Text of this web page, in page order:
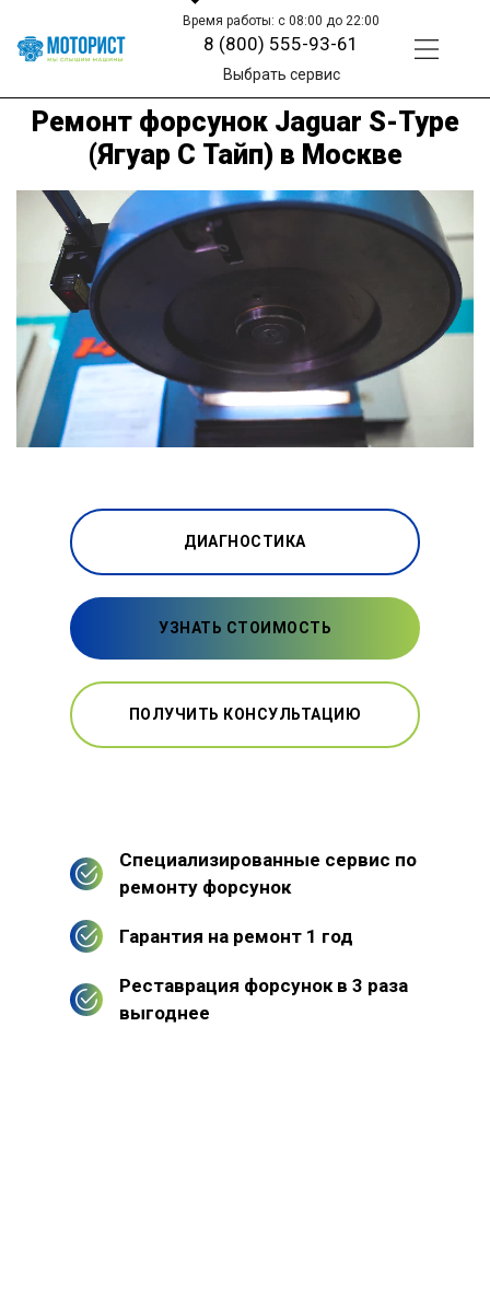
Время работы: с 08:00 до 22:00
8 (800) 555-93-61
Выбрать сервис
Ремонт форсунок Jaguar S-Type
(Ягуар С Тайп) в Москве
ДИАГНОСТИКА
УЗНАТЬ СТОИМОСТЬ
ПОЛУЧИТЬ КОНСУЛЬТАЦИЮ
Специализированные сервис по
ремонту форсунок
Гарантия на ремонт 1 год
Реставрация форсунок в 3 раза
выгоднее